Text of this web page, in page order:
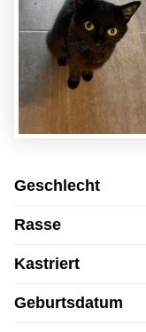
Geschlecht
Rasse
Kastriert
Geburtsdatum